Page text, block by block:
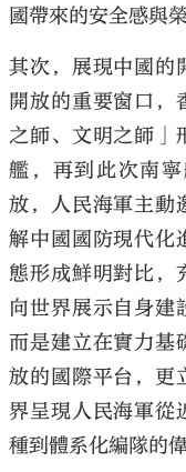
國帶來的安全感與榮
其次，展現中國的
開放的重要窗口，
之師、文明之師」
艦，再到此次南
放，人民海軍主動
解中國國防現代化
態形成鮮明對比，
向世界展示自身建
而是建立在實力基
放的國際平台，更
界呈現人民海軍從
種到體系化編隊的